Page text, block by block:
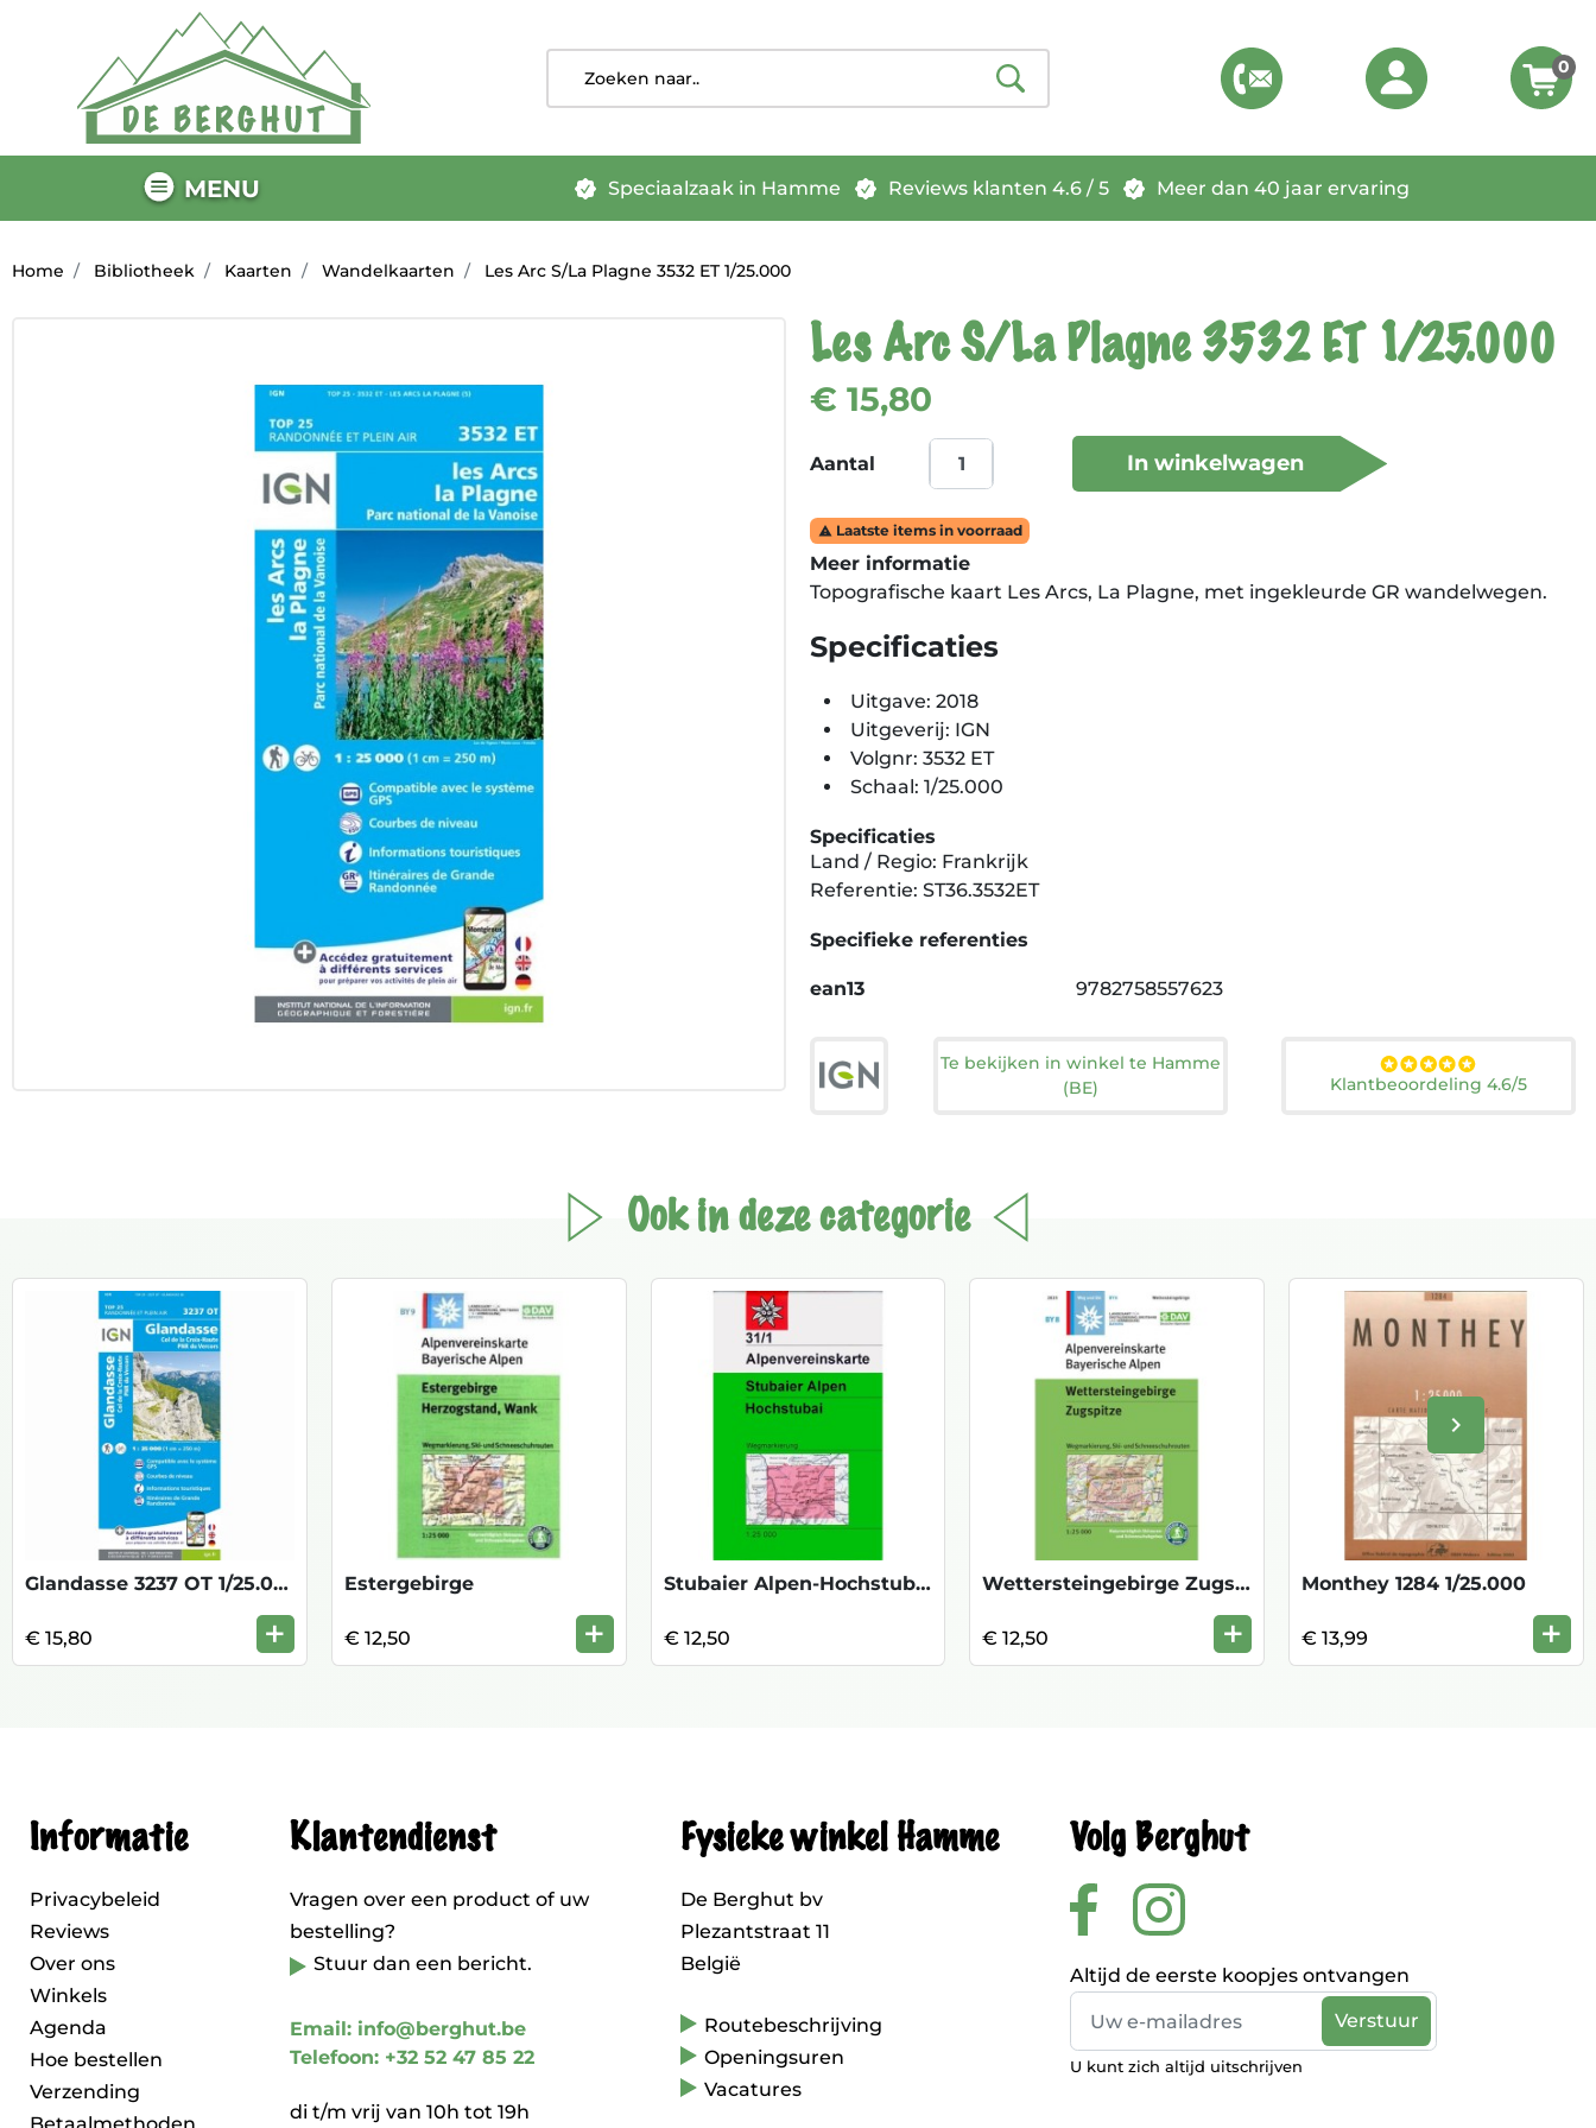
0
MENU Speciaalzaak in Hamme Reviews klanten 4.6 / 5 Meer dan 40 jaar ervaring
Home Bibliotheek Kaarten Wandelkaarten Les Arc S/La Plagne 3532 ET 1/25.000
Les Arc S/La Plagne 3532 ET 1/25.000
€ 15,80
Aantal In winkelwagen
 Laatste items in voorraad
Meer informatie
Topografische kaart Les Arcs, La Plagne, met ingekleurde GR wandelwegen.
Specificaties
Uitgave: 2018
Uitgeverij: IGN
Volgnr: 3532 ET
Schaal: 1/25.000
Specificaties
Land / Regio: Frankrijk
Referentie: ST36.3532ET
Specifieke referenties
ean13 9782758557623
Te bekijken in winkel te Hamme
(BE)
Klantbeoordeling 4.6/5
Ook in deze categorie
Volgende
keyboard_arrow_right
Glandasse 3237 OT 1/25.000 TOP
€ 15,80 +
Estergebirge
€ 12,50 +
Stubaier Alpen-Hochstubai 31/1
€ 12,50
Wettersteingebirge Zugspitze
€ 12,50 +
Monthey 1284 1/25.000
€ 13,99 +
Informatie
Privacybeleid
Reviews
Over ons
Winkels
Agenda
Hoe bestellen
Verzending
Klantendienst
Vragen over een product of uw
bestelling?
Stuur dan een bericht.
Email: info@berghut.be
Telefoon: +32 52 47 85 22
di t/m vrij van 10h tot 19h
Fysieke winkel Hamme
De Berghut bv
Plezantstraat 11
België
Routebeschrijving
Openingsuren
Vacatures
Volg Berghut
Altijd de eerste koopjes ontvangen
U kunt zich altijd uitschrijven